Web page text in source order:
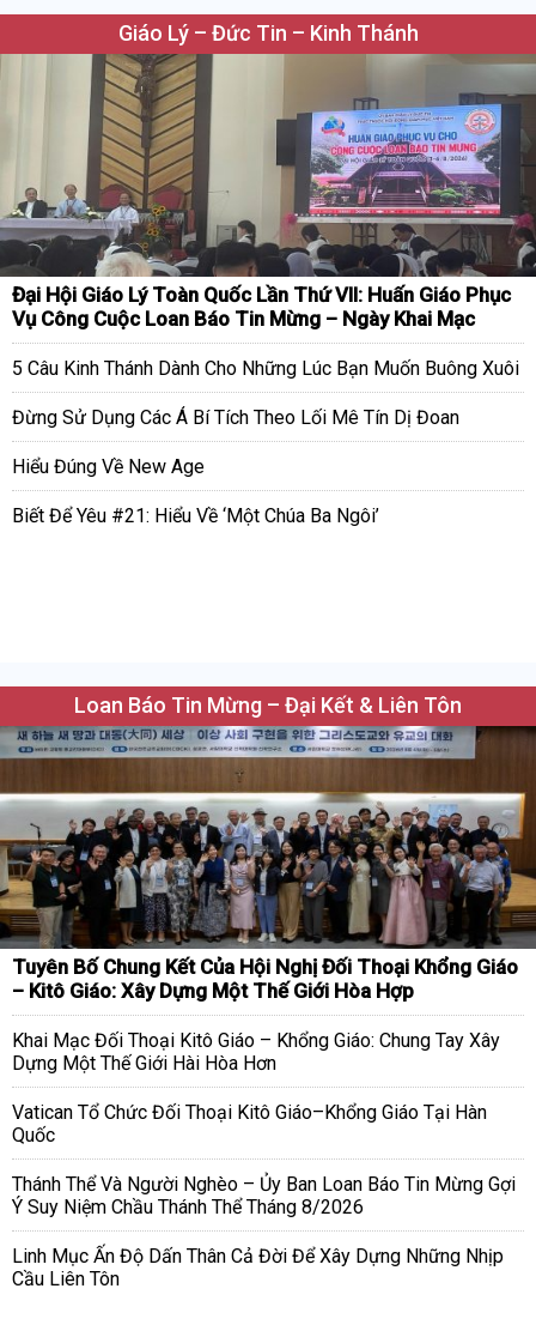
Giáo Lý – Đức Tin – Kinh Thánh
Đại Hội Giáo Lý Toàn Quốc Lần Thứ VII: Huấn Giáo Phục
Vụ Công Cuộc Loan Báo Tin Mừng – Ngày Khai Mạc
5 Câu Kinh Thánh Dành Cho Những Lúc Bạn Muốn Buông Xuôi
Đừng Sử Dụng Các Á Bí Tích Theo Lối Mê Tín Dị Đoan
Hiểu Đúng Về New Age
Biết Để Yêu #21: Hiểu Về ‘Một Chúa Ba Ngôi’
Loan Báo Tin Mừng – Đại Kết & Liên Tôn
Tuyên Bố Chung Kết Của Hội Nghị Đối Thoại Khổng Giáo
– Kitô Giáo: Xây Dựng Một Thế Giới Hòa Hợp
Khai Mạc Đối Thoại Kitô Giáo – Khổng Giáo: Chung Tay Xây
Dựng Một Thế Giới Hài Hòa Hơn
Vatican Tổ Chức Đối Thoại Kitô Giáo–Khổng Giáo Tại Hàn
Quốc
Thánh Thể Và Người Nghèo – Ủy Ban Loan Báo Tin Mừng Gợi
Ý Suy Niệm Chầu Thánh Thể Tháng 8/2026
Linh Mục Ấn Độ Dấn Thân Cả Đời Để Xây Dựng Những Nhịp
Cầu Liên Tôn